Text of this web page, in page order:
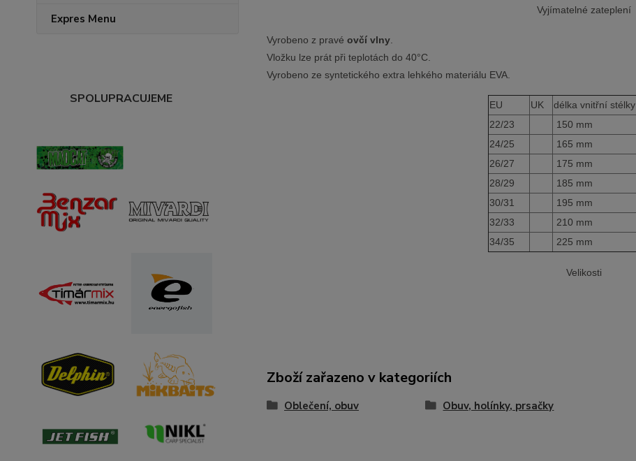
Expres Menu
SPOLUPRACUJEME
Vyjímatelné zateplení
Vyrobeno z pravé ovčí vlny.
Vložku lze prát při teplotách do 40°C.
Vyrobeno ze syntetického extra lehkého materiálu EVA.
Velikosti
EU UK
délka vnitřní stélky
22/23
150 mm
24/25
165 mm
26/27
175 mm
28/29
185 mm
30/31
195 mm
32/33
210 mm
34/35
225 mm
Zboží zařazeno v kategoriích
Oblečení, obuv Obuv, holínky, prsačky